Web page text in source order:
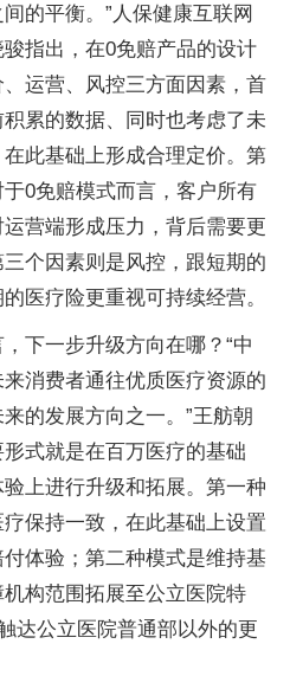
的平衡。”人保健康互联网
指出，在0免赔产品的设计
运营、风控三方面因素，首
累的数据、同时也考虑了未
此基础上形成合理定价。第
0免赔模式而言，客户所有
营端形成压力，背后需要更
个因素则是风控，跟短期的
医疗险更重视可持续经营。
下一步升级方向在哪？“中
消费者通往优质医疗资源的
的发展方向之一。”王舫朝
式就是在百万医疗的基础
上进行升级和拓展。第一种
保持一致，在此基础上设置
体验；第二种模式是维持基
构范围拓展至公立医院特
达公立医院普通部以外的更